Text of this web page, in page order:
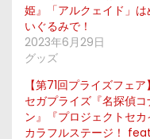
姫』「アルクェイド」は
いぐるみで！
2023年6月29日
グッズ
【第71回プライズフェア】
セガプライズ『名探偵コ
ン』『プロジェクトセカ
カラフルステージ！